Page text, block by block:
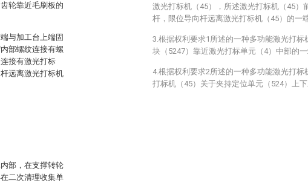
轮靠近毛刷板的
与加工台上端固
部螺纹连接有螺
接有激光打标
远离激光打标机
部，在支撑转轮
二次清理收集单
激光打标机（45），所述激光打标机（45）
杆，限位导向杆远离激光打标机（45）的一
3.根据权利要求1所述的一种多功能激光打
块（5247）靠近激光打标单元（4）中部的一
4.根据权利要求2所述的一种多功能激光打
打标机（45）关于夹持定位单元（524）上下